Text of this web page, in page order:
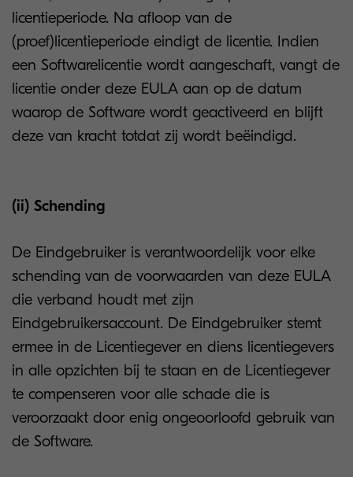
licentieperiode. Na afloop van de
(proef)licentieperiode eindigt de licentie. Indien
een Softwarelicentie wordt aangeschaft, vangt de
licentie onder deze EULA aan op de datum
waarop de Software wordt geactiveerd en blijft
deze van kracht totdat zij wordt beëindigd.
(ii) Schending
De Eindgebruiker is verantwoordelijk voor elke
schending van de voorwaarden van deze EULA
die verband houdt met zijn
Eindgebruikersaccount. De Eindgebruiker stemt
ermee in de Licentiegever en diens licentiegevers
in alle opzichten bij te staan en de Licentiegever
te compenseren voor alle schade die is
veroorzaakt door enig ongeoorloofd gebruik van
de Software.